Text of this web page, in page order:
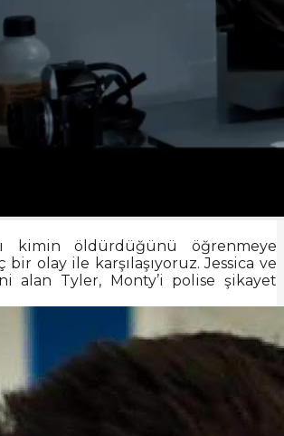
kimin öldürdüğünü öğrenmeye
bir olay ile karşılaşıyoruz. Jessica ve
alan Tyler, Monty’i polise şikayet